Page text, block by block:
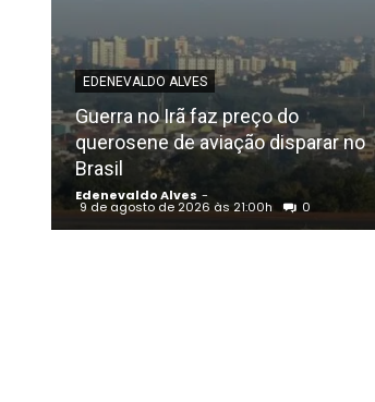
EDENEVALDO ALVES
Guerra no Irã faz preço do
querosene de aviação disparar no
Brasil
Edenevaldo Alves -
9 de agosto de 2026 às 21:00h 0